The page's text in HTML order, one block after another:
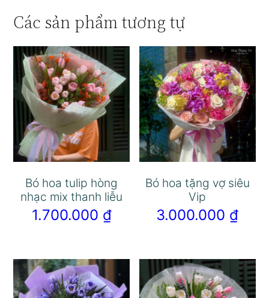
Các sản phẩm tương tự
Bó hoa tulip hòng
nhạc mix thanh liễu
1.700.000 ₫
Bó hoa tặng vợ siêu
Vip
3.000.000 ₫